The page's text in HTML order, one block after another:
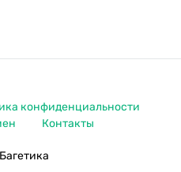
конфиденциальности
Контакты